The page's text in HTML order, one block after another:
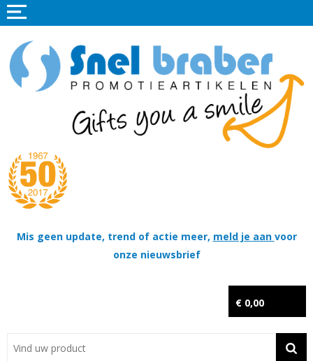
Mis geen update, trend of actie meer, meld je aan voor
onze nieuwsbrief
€ 0,00
Home
Promotieartikelen
Tassen
Thema's
Contact